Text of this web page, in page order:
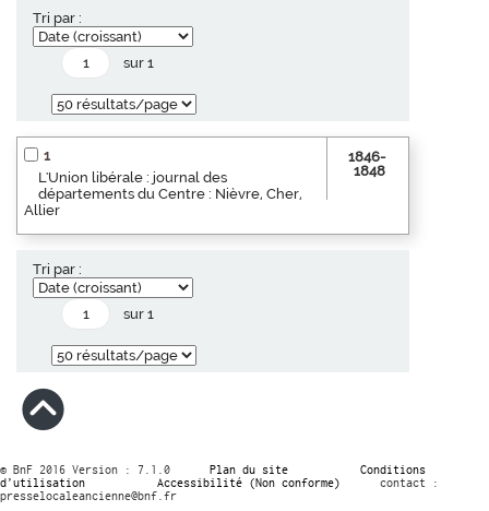
Tri par :
sur 1
1
L'Union libérale : journal des
départements du Centre : Nièvre, Cher,
Allier
1846-
1848
Tri par :
sur 1
© BnF 2016 Version : 7.1.0 Plan du site
Conditions
d’utilisation
Accessibilité (Non conforme)
contact :
presselocaleancienne@bnf.fr